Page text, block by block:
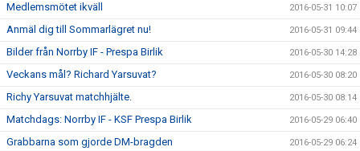
Medlemsmötet ikväll 2016-05-31 10:07
Anmäl dig till Sommarlägret nu! 2016-05-31 09:44
Bilder från Norrby IF - Prespa Birlik 2016-05-30 14:28
Veckans mål? Richard Yarsuvat? 2016-05-30 08:20
Richy Yarsuvat matchhjälte. 2016-05-30 08:14
Matchdags: Norrby IF - KSF Prespa Birlik 2016-05-29 06:40
Grabbarna som gjorde DM-bragden 2016-05-29 06:24